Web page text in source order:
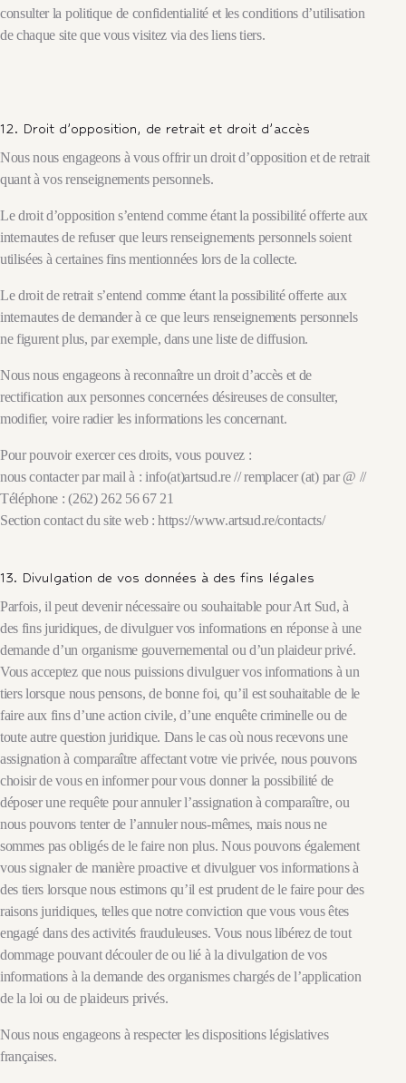
consulter la politique de confidentialité et les conditions d’utilisation
de chaque site que vous visitez via des liens tiers.
12. Droit d’opposition, de retrait et droit d’accès
Nous nous engageons à vous offrir un droit d’opposition et de retrait
quant à vos renseignements personnels.
Le droit d’opposition s’entend comme étant la possibilité offerte aux
internautes de refuser que leurs renseignements personnels soient
utilisées à certaines fins mentionnées lors de la collecte.
Le droit de retrait s’entend comme étant la possibilité offerte aux
internautes de demander à ce que leurs renseignements personnels
ne figurent plus, par exemple, dans une liste de diffusion.
Nous nous engageons à reconnaître un droit d’accès et de
rectification aux personnes concernées désireuses de consulter,
modifier, voire radier les informations les concernant.
Pour pouvoir exercer ces droits, vous pouvez :
nous contacter par mail à : info(at)artsud.re // remplacer (at) par @ //
Téléphone : (262) 262 56 67 21
Section contact du site web : https://www.artsud.re/contacts/
13. Divulgation de vos données à des fins légales
Parfois, il peut devenir nécessaire ou souhaitable pour Art Sud, à
des fins juridiques, de divulguer vos informations en réponse à une
demande d’un organisme gouvernemental ou d’un plaideur privé.
Vous acceptez que nous puissions divulguer vos informations à un
tiers lorsque nous pensons, de bonne foi, qu’il est souhaitable de le
faire aux fins d’une action civile, d’une enquête criminelle ou de
toute autre question juridique. Dans le cas où nous recevons une
assignation à comparaître affectant votre vie privée, nous pouvons
choisir de vous en informer pour vous donner la possibilité de
déposer une requête pour annuler l’assignation à comparaître, ou
nous pouvons tenter de l’annuler nous-mêmes, mais nous ne
sommes pas obligés de le faire non plus. Nous pouvons également
vous signaler de manière proactive et divulguer vos informations à
des tiers lorsque nous estimons qu’il est prudent de le faire pour des
raisons juridiques, telles que notre conviction que vous vous êtes
engagé dans des activités frauduleuses. Vous nous libérez de tout
dommage pouvant découler de ou lié à la divulgation de vos
informations à la demande des organismes chargés de l’application
de la loi ou de plaideurs privés.
Nous nous engageons à respecter les dispositions législatives
françaises.